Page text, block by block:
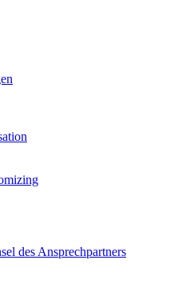
des Ansprechpartners